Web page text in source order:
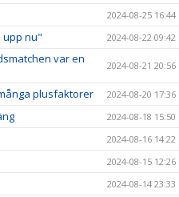
2024-08-25 16:44
upp nu" 2024-08-22 09:42
var en
2024-08-21 20:56
plusfaktorer 2024-08-20 17:36
2024-08-18 15:50
2024-08-16 14:22
2024-08-15 12:26
2024-08-14 23:33